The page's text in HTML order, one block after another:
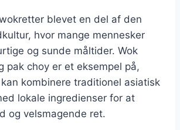
blevet en del af den
hvor mange mennesker
og sunde måltider. Wok
pak choy er et eksempel på,
kombinere traditionel asiatisk
lokale ingredienser for at
og velsmagende ret.